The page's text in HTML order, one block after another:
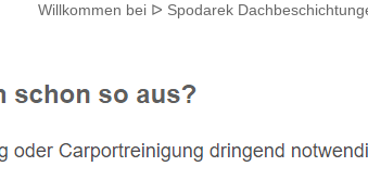
Willkommen bei ᐅ Spodarek